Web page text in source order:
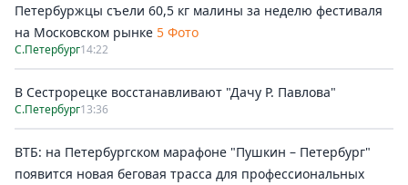
Петербуржцы съели 60,5 кг малины за неделю фестиваля
на Московском рынке 5 Фото
С.Петербург14:22
В Сестрорецке восстанавливают "Дачу Р. Павлова"
С.Петербург13:36
ВТБ: на Петербургском марафоне "Пушкин – Петербург"
появится новая беговая трасса для профессиональных